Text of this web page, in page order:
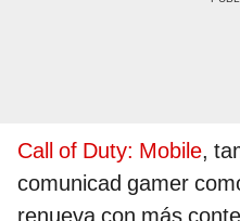
Call of Duty: Mobile,
comunicad gamer
renueva con más